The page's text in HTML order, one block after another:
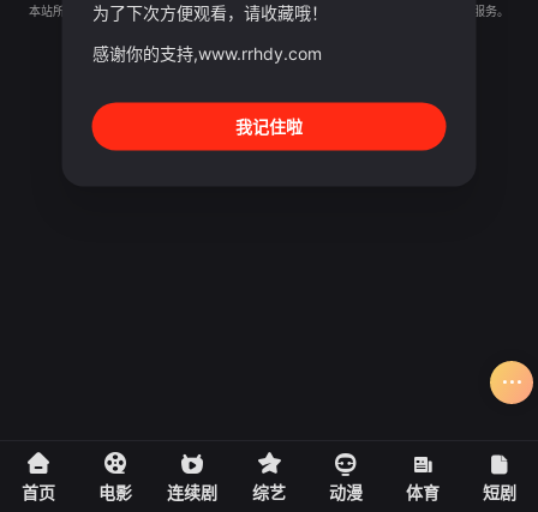
本站所有内容均来自互联网分享站点所提供的公开引用资源，未提供资源上传、存储服务。
首页 电影 连续剧 综艺 动漫 体育 短剧
为了下次方便观看，请收藏哦！
感谢你的支持,www.rrhdy.com
我记住啦